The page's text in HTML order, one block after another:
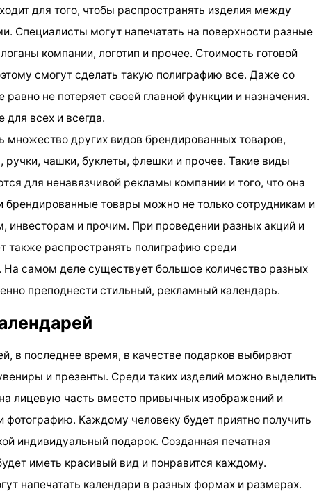
для того, чтобы распространять изделия между
Специалисты могут напечатать на поверхности разные
компании, логотип и прочее. Стоимость готовой
смогут сделать такую полиграфию все. Даже со
не потеряет своей главной функции и назначения.
для всех и всегда.
множество других видов брендированных товаров,
ручки, чашки, буклеты, флешки и прочее. Такие виды
для ненавязчивой рекламы компании и того, что она
брендированные товары можно не только сотрудникам и
инвесторам и прочим. При проведении разных акций и
также распространять полиграфию среди
На самом деле существует большое количество разных
преподнести стильный, рекламный календарь.
в последнее время, в качестве подарков выбирают
и презенты. Среди таких изделий можно выделить
лицевую часть вместо привычных изображений и
фотографию. Каждому человеку будет приятно получить
индивидуальный подарок. Созданная печатная
иметь красивый вид и понравится каждому.
напечатать календари в разных формах и размерах.